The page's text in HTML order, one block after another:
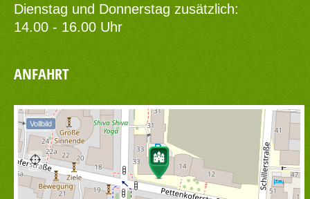
Dienstag und Donnerstag zusätzlich:
14.00 - 16.00 Uhr
ANFAHRT
Vollbild